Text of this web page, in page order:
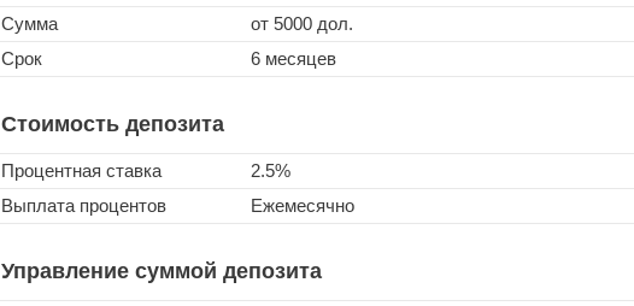
Сумма
от 5000 дол.
Срок
6 месяцев
Стоимость депозита
Процентная ставка
2.5%
Выплата процентов
Ежемесячно
Управление суммой депозита